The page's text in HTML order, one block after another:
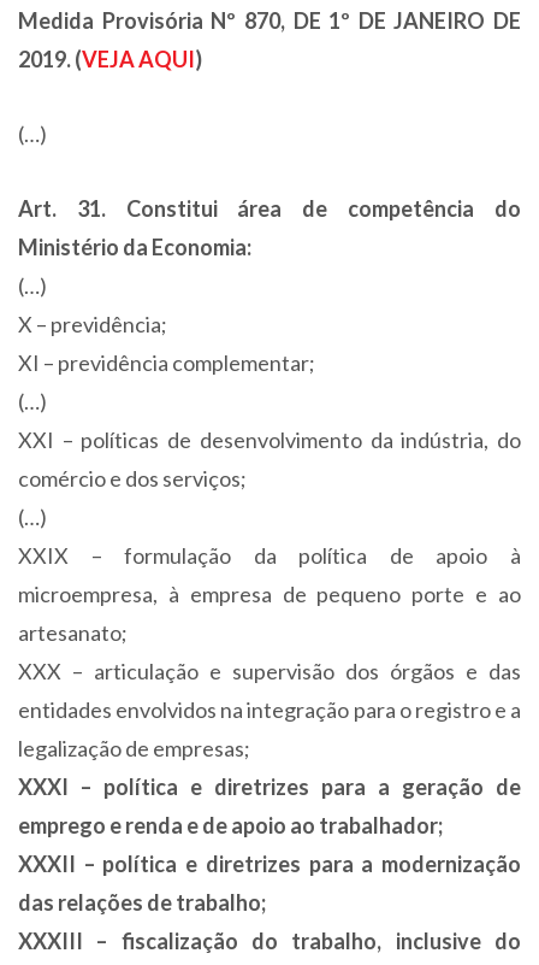
Medida Provisória Nº 870, DE 1º DE JANEIRO DE
2019. (VEJA AQUI)
(…)
Art. 31. Constitui área de competência do
Ministério da Economia:
(…)
X – previdência;
XI – previdência complementar;
(…)
XXI – políticas de desenvolvimento da indústria, do
comércio e dos serviços;
(…)
XXIX – formulação da política de apoio à
microempresa, à empresa de pequeno porte e ao
artesanato;
XXX – articulação e supervisão dos órgãos e das
entidades envolvidos na integração para o registro e a
legalização de empresas;
XXXI – política e diretrizes para a geração de
emprego e renda e de apoio ao trabalhador;
XXXII – política e diretrizes para a modernização
das relações de trabalho;
XXXIII – fiscalização do trabalho, inclusive do